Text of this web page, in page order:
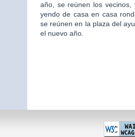
año, se reúnen los
yendo de casa en casa
se reúnen en la plaza del
el nuevo año.